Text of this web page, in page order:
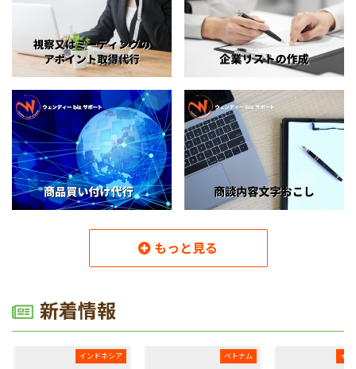
もっと見る
新着情報
インドネシア ベトナム イン